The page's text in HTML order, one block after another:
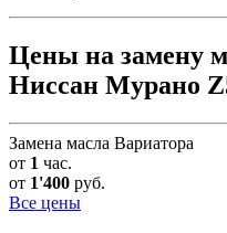
Цены на замену
Ниссан Мурано
Замена масла Вариатора
от 1 час.
от 1'400 руб.
Все цены